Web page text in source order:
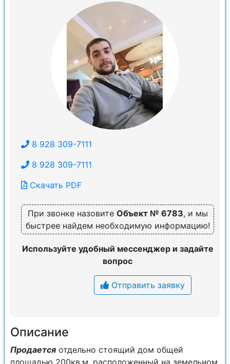
8 928 309-7111
8 928 309-7111
Скачать PDF
При звонке назовите Объект № 6783, и мы
быстрее найдем необходимую информацию!
Используйте удобный мессенджер и задайте
вопрос
Отправить заявку
Описание
Продается отдельно стоящий дом общей
площадью 200кв.м. расположенный на земельном